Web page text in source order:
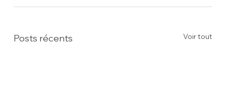
Posts récents Voir tout